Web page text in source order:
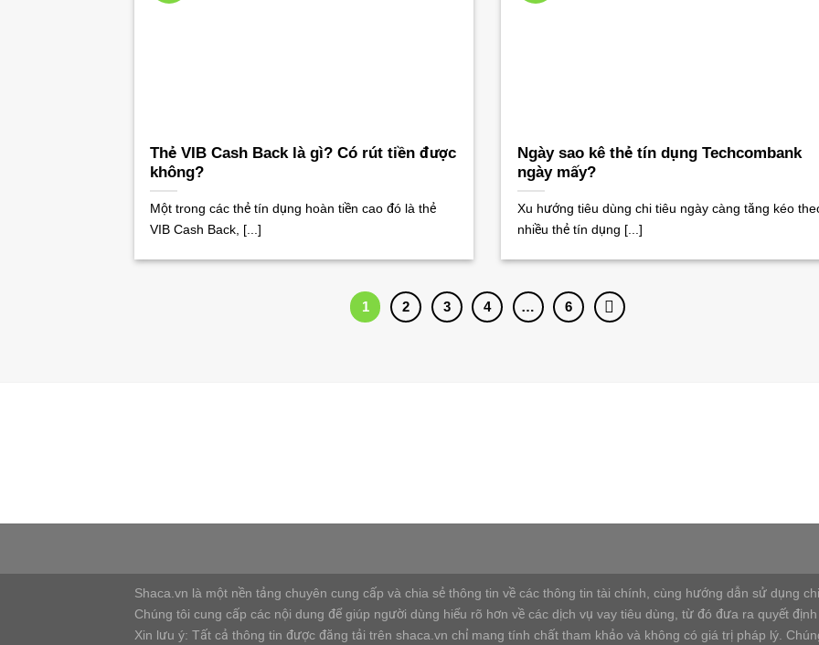
Thẻ VIB Cash Back là gì? Có rút tiền được
không?
Một trong các thẻ tín dụng hoàn tiền cao đó là thẻ
VIB Cash Back, [...]
Ngày sao kê thẻ tín dụng Techcombank
ngày mấy?
Xu hướng tiêu dùng chi tiêu ngày càng tăng kéo
nhiều thẻ tín dụng [...]
1 2 3 4 … 6
Shaca.vn là một nền tảng chuyên cung cấp và chia sẻ thông tin về các thông tin tài chính, cùng hướng dẫn sử dụng
Chúng tôi cung cấp các nội dung để giúp người dùng hiểu rõ hơn về các dịch vụ vay tiêu dùng, từ đó đưa ra quyết
Xin lưu ý: Tất cả thông tin được đăng tải trên shaca.vn chỉ mang tính chất tham khảo và không có giá trị pháp lý.